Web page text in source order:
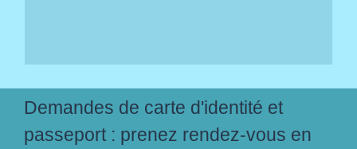
Demandes de carte d'identité et
passeport : prenez rendez-vous en